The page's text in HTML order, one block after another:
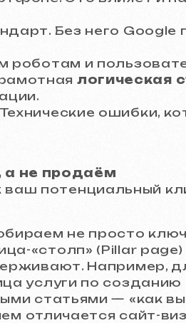
Без него Google
роботам и
логическая
Технические ошибки,
а не продаём
ваш потенциальный
не просто
«столп» (Pillar page)
Например,
услуги по созданию
статьями — «как
отличается сайт-